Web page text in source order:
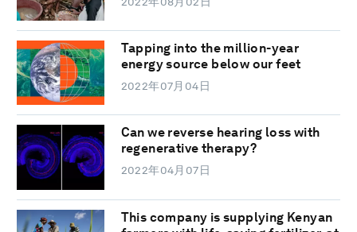
Tapping into the million-year
energy source below our feet
2022年07月04日
Can we reverse hearing loss with
regenerative therapy?
2022年04月07日
This company is supplying Kenyan